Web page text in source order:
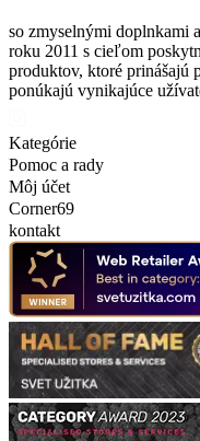
so zmyselnými doplnkami
roku 2011 s cieľom
produktov, ktoré prinášajú
ponúkajú vynikajúce
Kategórie
Pomoc a rady
Môj účet
Corner69
kontakt